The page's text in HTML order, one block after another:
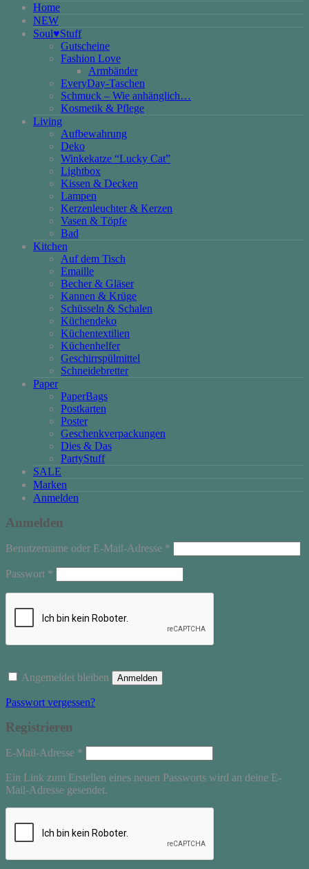
Home
NEW
Soul♥Stuff
Gutscheine
Fashion Love
Armbänder
EveryDay-Taschen
Schmuck – Wie anhänglich…
Kosmetik & Pflege
Living
Aufbewahrung
Deko
Winkekatze “Lucky Cat”
Lightbox
Kissen & Decken
Lampen
Kerzenleuchter & Kerzen
Vasen & Töpfe
Bad
Kitchen
Auf dem Tisch
Emaille
Becher & Gläser
Kannen & Krüge
Schüsseln & Schalen
Küchendeko
Küchentextilien
Küchenhelfer
Geschirrspülmittel
Schneidebretter
Paper
PaperBags
Postkarten
Poster
Geschenkverpackungen
Dies & Das
PartyStuff
SALE
Marken
Anmelden
Anmelden
Benutzername oder E-Mail-Adresse *
Passwort *
Angemeldet bleiben Anmelden
Passwort vergessen?
Registrieren
E-Mail-Adresse *
Ein Link zum Erstellen eines neuen Passworts wird an deine E-
Mail-Adresse gesendet.